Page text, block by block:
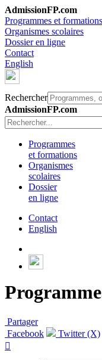
AdmissionFP.com
Programmes et formations
Organismes scolaires
Dossier en ligne
Contact
English
Rechercher
AdmissionFP.com
Programmes
et formations
Organismes
scolaires
Dossier
en ligne
Contact
English
Partager
Facebook
Twitter (X)
